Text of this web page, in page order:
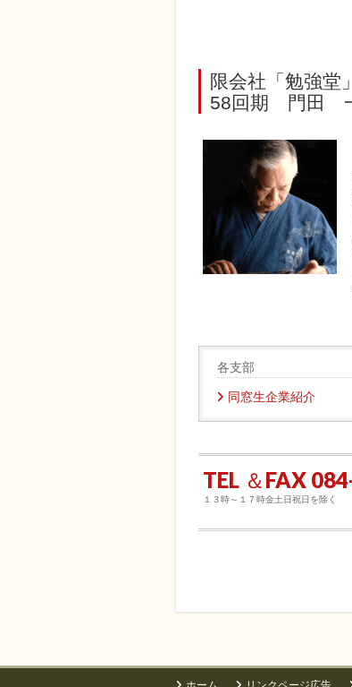
限会社「勉強堂」
58回期 門田
各支部
同窓生企業紹介
TEL ＆FAX
１３時～１７時金土日祝日を除く